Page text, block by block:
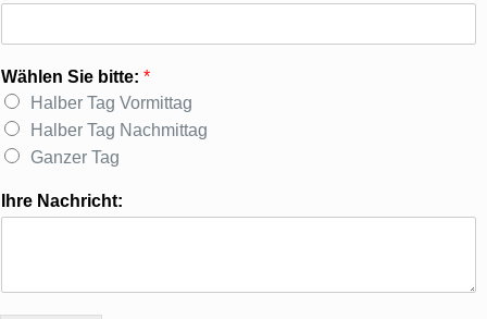
Wählen Sie bitte: *
Halber Tag Vormittag
Halber Tag Nachmittag
Ganzer Tag
Ihre Nachricht: